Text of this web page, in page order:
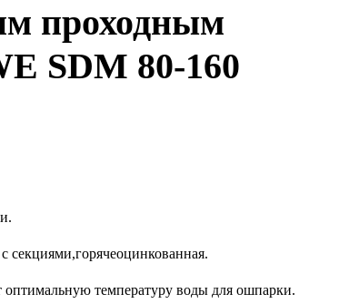
проходным
SDM 80-160
секциями,горячеоцинкованная.
температуру воды для ошпарки.